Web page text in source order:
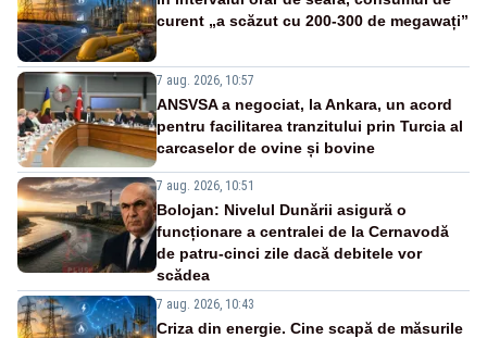
curent „a scăzut cu 200-300 de megawați”
7 aug. 2026, 10:57
ANSVSA a negociat, la Ankara, un acord
pentru facilitarea tranzitului prin Turcia al
carcaselor de ovine și bovine
7 aug. 2026, 10:51
Bolojan: Nivelul Dunării asigură o
funcționare a centralei de la Cernavodă
de patru-cinci zile dacă debitele vor
scădea
7 aug. 2026, 10:43
Criza din energie. Cine scapă de măsurile